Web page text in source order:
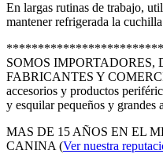
En largas rutinas de trabajo,
mantener refrigerada la
SOMOS IMPORTADORES,
FABRICANTES Y
accesorios y productos
y esquilar pequeños y grandes
MAS DE 15 AÑOS EN EL
CANINA (Ver nuestra